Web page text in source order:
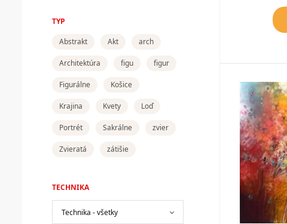
TYP
Abstrakt
Akt arch
Architektúra figu figur
Figurálne Košice
Krajina Kvety Loď
Portrét Sakrálne zvier
Zvieratá zátišie
TECHNIKA